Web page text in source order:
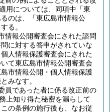
用については、同項中「東
のは、「東広島市情報公
る。
情報公開審査会にされた諮問
に対する答申がされていな
人情報保護審査会にされた
て東広島市情報公開審査会
市情報公開・個人情報保護
みなす。
員であった者に係る改正前の
上知り得た秘密を漏らして
の条例の施行後も、なお従